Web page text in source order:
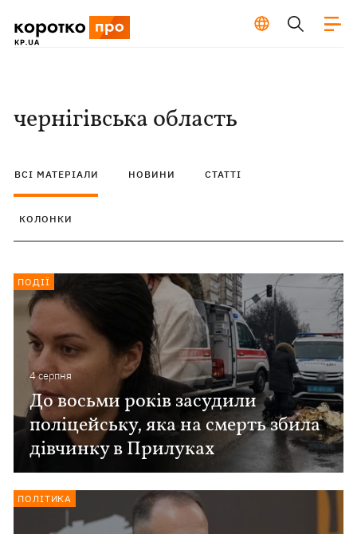
чернігівська область
ВСІ МАТЕРІАЛИ НОВИНИ СТАТТІ
КОЛОНКИ
4 серпня
До восьми років засудили
поліцейську, яка на смерть збила
дівчинку в Прилуках
ПОДІЇ
ПОЛІТИКА